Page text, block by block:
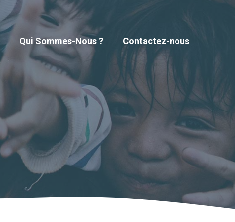
Qui Sommes-Nous ? Contactez-nous